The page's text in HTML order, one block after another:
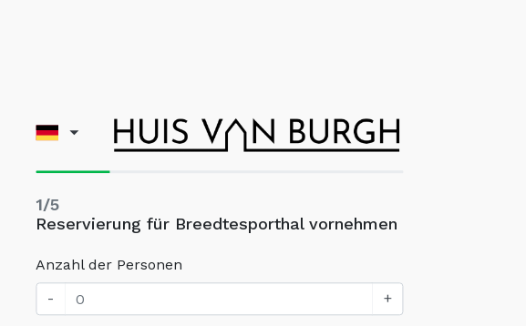
1/5
Reservierung für Breedtesporthal vornehmen
Anzahl der Personen
-
+